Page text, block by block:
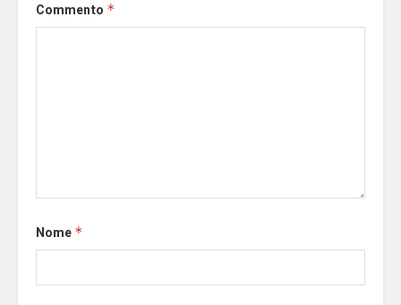
Commento *
Nome *